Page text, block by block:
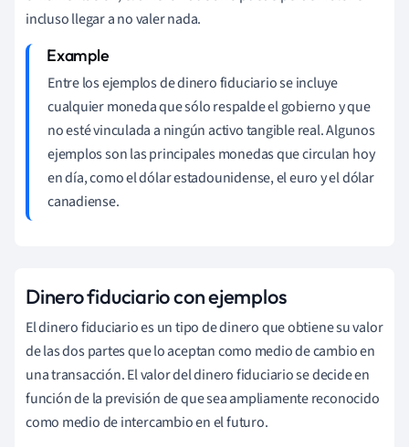
incluso llegar a no valer nada.
Entre los ejemplos de dinero fiduciario se incluye
cualquier moneda que sólo respalde el gobierno y que
no esté vinculada a ningún activo tangible real. Algunos
ejemplos son las principales monedas que circulan hoy
en día, como el dólar estadounidense, el euro y el dólar
canadiense.
Dinero fiduciario con ejemplos
El dinero fiduciario es un tipo de dinero que obtiene su valor
de las dos partes que lo aceptan como medio de cambio en
una transacción. El valor del dinero fiduciario se decide en
función de la previsión de que sea ampliamente reconocido
como medio de intercambio en el futuro.